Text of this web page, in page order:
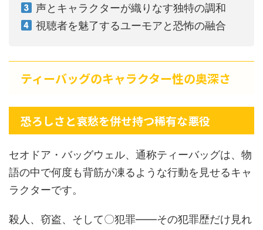
声とキャラクターが織りなす独特の調和
視聴者を魅了するユーモアと恐怖の融合
ティーバッグのキャラクター性の奥深さ
恐ろしさと哀愁を併せ持つ稀有な悪役
セオドア・バッグウェル、通称ティーバッグは、物
語の中で何度も背筋が凍るような行動を見せるキャ
ラクターです。
殺人、窃盗、そして〇犯罪――その犯罪歴だけ見れ